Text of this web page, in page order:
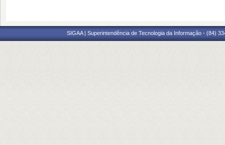
SIGAA | Superintendência de Tecnologia da Informação - (84)